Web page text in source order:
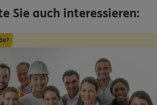
Sie auch interessieren: